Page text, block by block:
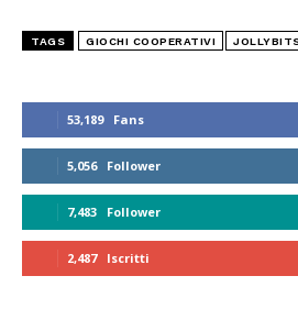
53,189 Fans
5,056 Follower
7,483 Follower
2,487 Iscritti
TAGS GIOCHI COOPERATIVI